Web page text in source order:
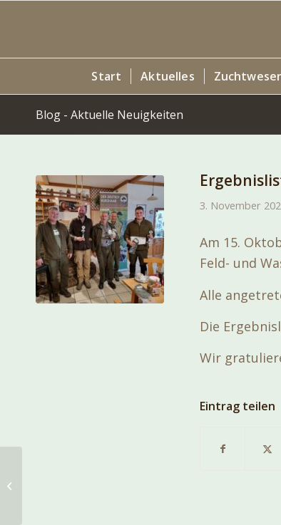
Start Aktuelles
Blog - Aktuelle Neuigkeiten
3. November
Am 15.
Feld- und
Alle
Die
Wir
Eintrag teilen